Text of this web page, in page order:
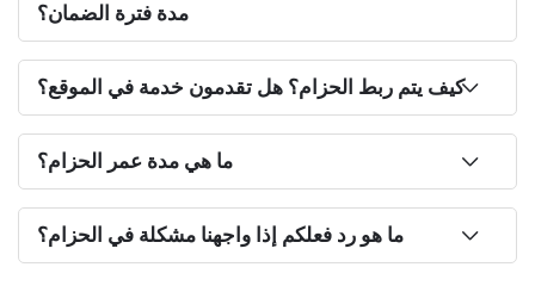
مدة فترة الضمان؟
ربط الحزام؟ هل تقدمون خدمة في الموقع؟
ما هي مدة عمر الحزام؟
ما هو رد فعلكم إذا واجهنا مشكلة في الحزام؟